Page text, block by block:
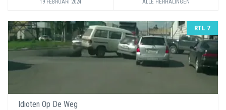
19 FEBRUARI 2024 ALLE HERHALINGEN
RTL 7
Idioten Op De Weg